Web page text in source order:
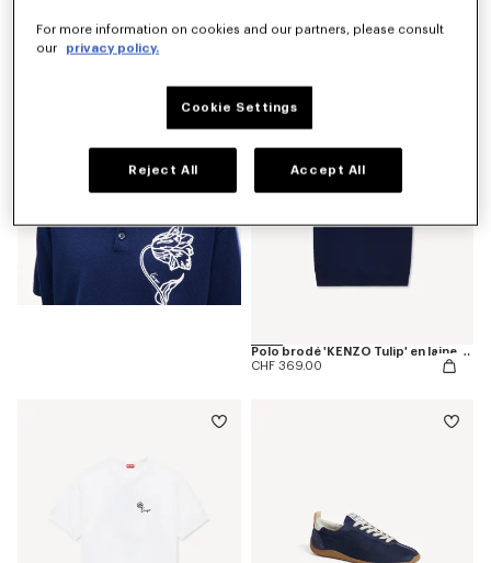
CHF 199.00
Polo brodé 'KENZO Tulip' en laine et coton effet éponge
CHF 369.00
For more information on cookies and our partners, please consult
our
privacy policy.
Cookie Settings
Reject All Accept All